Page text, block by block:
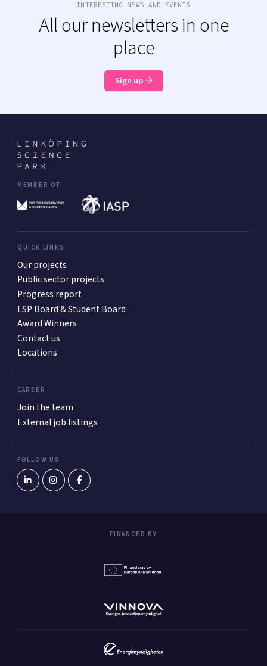
INTERESTING NEWS AND EVENTS
All our newsletters in one
place
Sign up
MEMBER OF
QUICK LINKS
Our projects
Public sector projects
Progress report
LSP Board & Student Board
Award Winners
Contact us
Locations
CAREER
Join the team
External job listings
FOLLOW US
FINANCED BY